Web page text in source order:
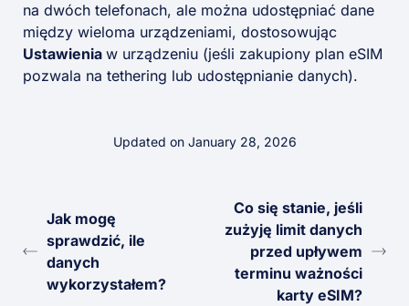
na dwóch telefonach, ale można udostępniać dane
między wieloma urządzeniami, dostosowując
Ustawienia w urządzeniu (jeśli zakupiony plan eSIM
pozwala na tethering lub udostępnianie danych).
Updated on January 28, 2026
Jak mogę
sprawdzić, ile
danych
wykorzystałem?
Co się stanie, jeśli
zużyję limit danych
przed upływem
terminu ważności
karty eSIM?